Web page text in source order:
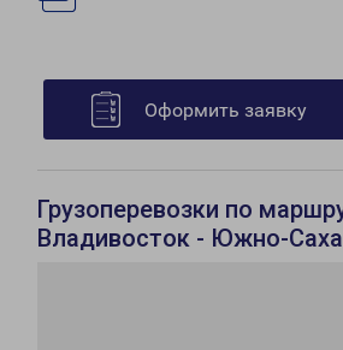
Оформить заявку
Грузоперевозки по
Владивосток - Южно-